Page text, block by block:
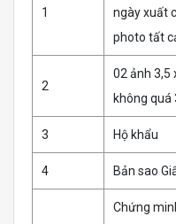
1
ngày xuất
photo tất
2
02 ảnh 3,5
không quá
3 Hộ khẩu
4 Bản sao
Chứng